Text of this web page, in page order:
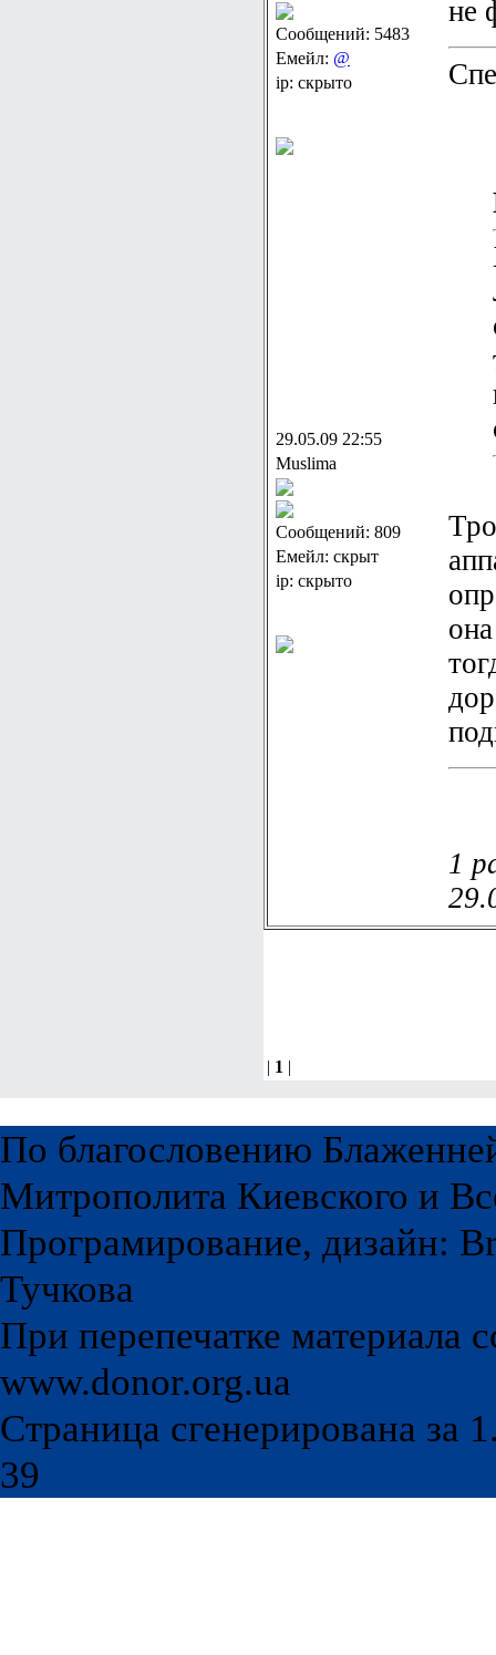
Сообщений: 5483
Емейл: @
ip: скрыто
не
29.05.09 22:55
Muslima
Сообщений: 809
Емейл: скрыт
ip: скрыто
1
| 1 |
По благословению
Митрополита Киевского и
Програмирование, дизайн:
Тучкова
При перепечатке материала
www.donor.org.ua
Страница сгенерирована за
39